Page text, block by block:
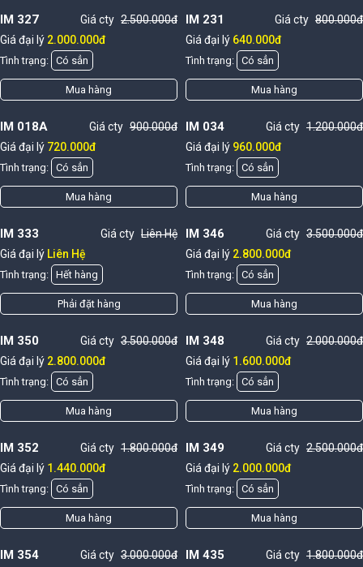
IM 327 Giá cty 2.500.000đ
Giá đại lý 2.000.000đ
Tình trạng: Có sẳn
Mua hàng
IM 231 Giá cty 800.000đ
Giá đại lý 640.000đ
Tình trạng: Có sẳn
Mua hàng
IM 018A Giá cty 900.000đ
Giá đại lý 720.000đ
Tình trạng: Có sẳn
Mua hàng
IM 034 Giá cty 1.200.000đ
Giá đại lý 960.000đ
Tình trạng: Có sẳn
Mua hàng
IM 333 Giá cty Liên Hệ
Giá đại lý Liên Hệ
Tình trạng: Hết hàng
Phải đặt hàng
IM 346 Giá cty 3.500.000đ
Giá đại lý 2.800.000đ
Tình trạng: Có sẳn
Mua hàng
IM 350 Giá cty 3.500.000đ
Giá đại lý 2.800.000đ
Tình trạng: Có sẳn
Mua hàng
IM 348 Giá cty 2.000.000đ
Giá đại lý 1.600.000đ
Tình trạng: Có sẳn
Mua hàng
IM 352 Giá cty 1.800.000đ
Giá đại lý 1.440.000đ
Tình trạng: Có sẳn
Mua hàng
IM 349 Giá cty 2.500.000đ
Giá đại lý 2.000.000đ
Tình trạng: Có sẳn
Mua hàng
IM 354 Giá cty 3.000.000đ
IM 435 Giá cty 1.800.000đ